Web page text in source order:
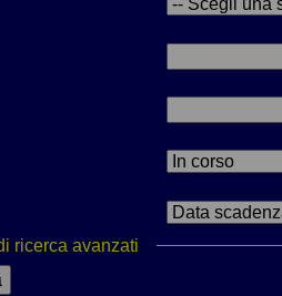
ricerca avanzati